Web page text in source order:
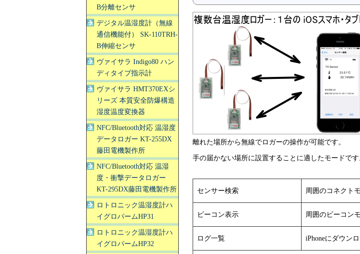
離れた場所から無線でロガーの操作が可能です。
手の届かない場所に設置することに適したモードです
センサー検索 周囲のコネクト
ビーコン表示 周囲のビーコン
ログ一覧 iPhoneにダウン
B分離センサ
デジタル温湿度計（無線
通信機能付） SK-110TRH-
B伸縮センサ
ヴァイサラ Indigo80 ハン
ディタイプ指示計
ヴァイサラ HMT370EXシ
リーズ 本質安全防爆構造
湿度温度変換器
NFC/Bluetooth対応 温湿度
データロガー KT-255DX
藤田電機製作所
NFC/Bluetooth対応 温湿
度・衝撃データロガー
KT-295DX藤田電機製作所
ロトロニック温湿度計ハ
イグロパームHP31
ロトロニック温湿度計ハ
イグロパームHP32